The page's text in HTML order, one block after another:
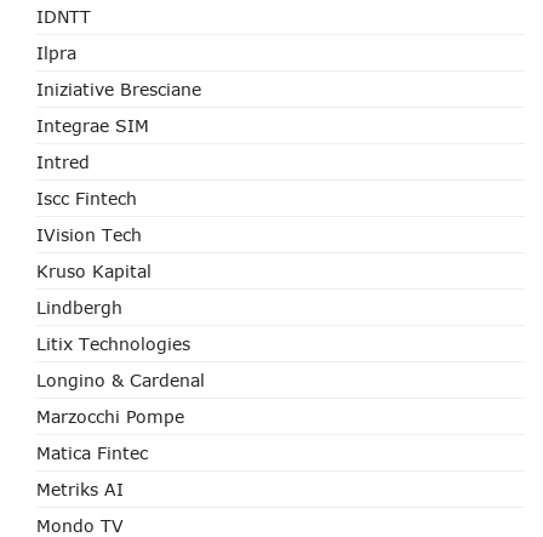
IDNTT
Ilpra
Iniziative Bresciane
Integrae SIM
Intred
Iscc Fintech
IVision Tech
Kruso Kapital
Lindbergh
Litix Technologies
Longino & Cardenal
Marzocchi Pompe
Matica Fintec
Metriks AI
Mondo TV